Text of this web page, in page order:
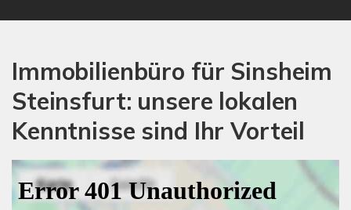
Immobilienbüro für Sinsheim
Steinsfurt: unsere lokalen
Kenntnisse sind Ihr Vorteil